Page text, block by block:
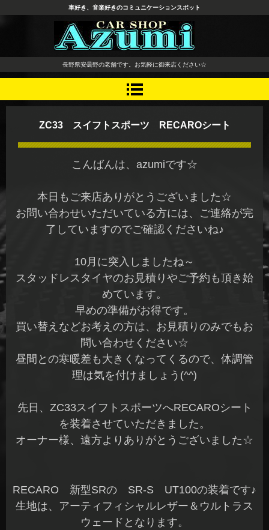
長野県 安曇野市 タイヤ ホ
イール デッドニング カーオ
ーディオ レカロシート
車好き、音楽好きのコミュニケーションスポット
長野県安曇野の老舗です。お気軽に御来店ください☆
ZC33 スイフトスポーツ RECAROシート
こんばんは、azumiです☆
本日もご来店ありがとうございました☆
お問い合わせいただいている方には、ご連絡が完
了していますのでご確認くださいね♪
10月に突入しましたね～
スタッドレスタイヤのお見積りやご予約も頂き始
めています。
早めの準備がお得です。
買い替えなどお考えの方は、お見積りのみでもお
問い合わせください☆
昼間との寒暖差も大きくなってくるので、体調管
理は気を付けましょう(^^)
先日、ZC33スイフトスポーツへRECAROシート
を装着させていただきました。
オーナー様、遠方よりありがとうございました☆
RECARO 新型SRの SR-S UT100の装着です♪
生地は、アーティフィシャルレザー＆ウルトラス
ウェードとなります。